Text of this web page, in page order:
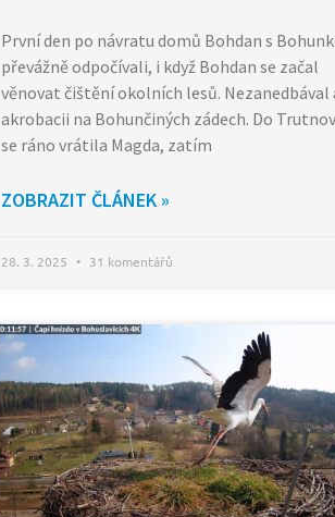
První den po návratu domů Bohdan s
převážně odpočívali, i když Bohdan se začal
věnovat čištění okolních lesů. Nezanedbával
akrobacii na Bohunčiných zádech. Do
se ráno vrátila Magda, zatím
ZOBRAZIT ČLÁNEK »
28. 3. 2025 31 komentářů